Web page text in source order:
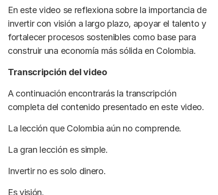
En este video se reflexiona sobre la importancia de
invertir con visión a largo plazo, apoyar el talento y
fortalecer procesos sostenibles como base para
construir una economía más sólida en Colombia.
Transcripción del video
A continuación encontrarás la transcripción
completa del contenido presentado en este video.
La lección que Colombia aún no comprende.
La gran lección es simple.
Invertir no es solo dinero.
Es visión.